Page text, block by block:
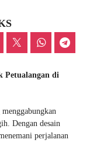
Petualangan di
Dengan desain
perjalanan